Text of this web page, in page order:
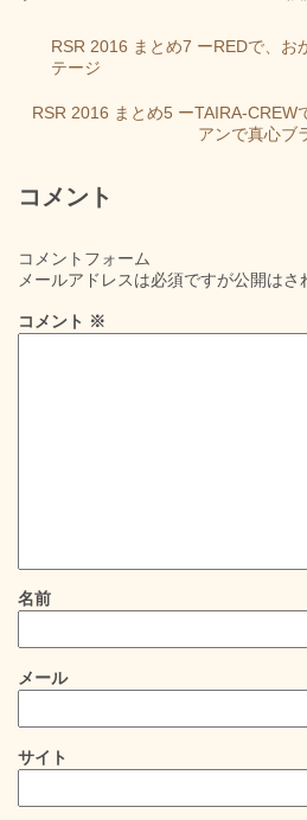
RSR 2016 まとめ7 ーREDで、お
テージ
RSR 2016 まとめ5 ーTAIRA-CREW
アンで真心ブ
コメント
コメントフォーム
メールアドレスは必須ですが公開はさ
コメント ※
名前
メール
サイト